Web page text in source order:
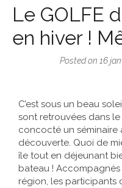
Le GOLFE
en hiver !
Posted on 16
C’est sous un beau
sont retrouvées dans
concocté un séminaire
découverte. Quoi de
île tout en déjeunant
bateau !
région, les participants